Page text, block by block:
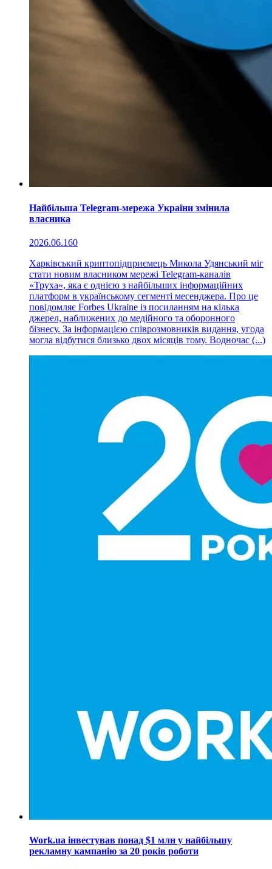
Найбільша Telegram-мережа України змінила
власника
2026.06.160
Харківський криптопідприємець Микола Удянський міг
стати новим власником мережі Telegram-каналів
«Труха», яка є однією з найбільших інформаційних
платформ в українському сегменті месенджера. Про це
повідомляє Forbes Ukraine із посиланням на кілька
джерел, наближених до медійного та оборонного
бізнесу. За інформацією співрозмовників видання, угода
могла відбутися близько двох місяців тому. Водночас (...)
Work.ua інвестував понад $1 млн у найбільшу
рекламну кампанію за 20 років роботи